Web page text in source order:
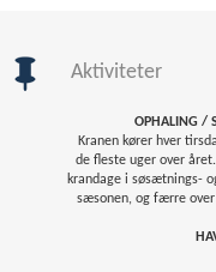
Aktiviteter
OPHALING /
Kranen kører hver
de fleste uger over
krandage i søsætnings-
sæsonen, og færre